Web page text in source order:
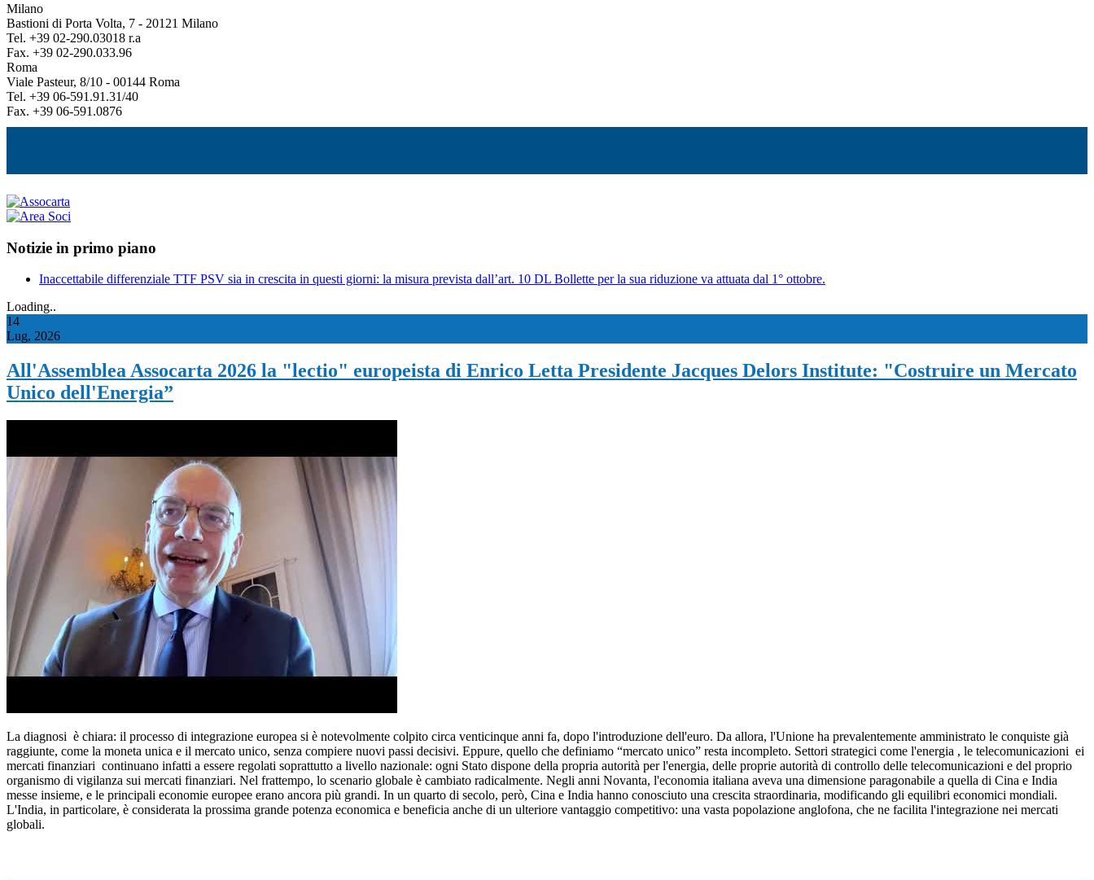
Milano
Bastioni di Porta Volta, 7 - 20121 Milano
Tel. +39 02-290.03018 r.a
Fax. +39 02-290.033.96
Roma
Viale Pasteur, 8/10 - 00144 Roma
Tel. +39 06-591.91.31/40
Fax. +39 06-591.0876
Notizie in primo piano
Inaccettabile differenziale TTF PSV sia in crescita in questi giorni: la misura prevista dall’art. 10 DL Bollette per la sua riduzione va attuata dal 1° ottobre.
Loading..
14
Lug, 2026
All'Assemblea Assocarta 2026 la "lectio" europeista di Enrico Letta Presidente Jacques Delors Institute: "Costruire un Mercato
Unico dell'Energia”
La diagnosi è chiara: il processo di integrazione europea si è notevolmente colpito circa venticinque anni fa, dopo l'introduzione dell'euro. Da allora, l'Unione ha prevalentemente amministrato le conquiste già
raggiunte, come la moneta unica e il mercato unico, senza compiere nuovi passi decisivi. Eppure, quello che definiamo “mercato unico” resta incompleto. Settori strategici come l'energia , le telecomunicazioni ei
mercati finanziari continuano infatti a essere regolati soprattutto a livello nazionale: ogni Stato dispone della propria autorità per l'energia, delle proprie autorità di controllo delle telecomunicazioni e del proprio
organismo di vigilanza sui mercati finanziari. Nel frattempo, lo scenario globale è cambiato radicalmente. Negli anni Novanta, l'economia italiana aveva una dimensione paragonabile a quella di Cina e India
messe insieme, e le principali economie europee erano ancora più grandi. In un quarto di secolo, però, Cina e India hanno conosciuto una crescita straordinaria, modificando gli equilibri economici mondiali.
L'India, in particolare, è considerata la prossima grande potenza economica e beneficia anche di un ulteriore vantaggio competitivo: una vasta popolazione anglofona, che ne facilita l'integrazione nei mercati
globali.